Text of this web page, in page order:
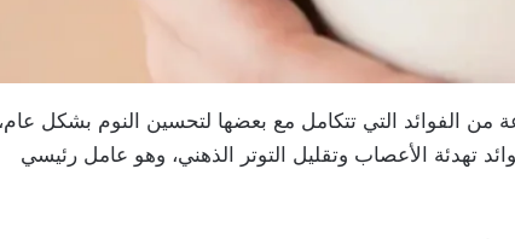
من الفوائد التي تتكامل مع بعضها لتحسين النوم بشكل عام،
تهدئة الأعصاب وتقليل التوتر الذهني، وهو عامل رئيسي